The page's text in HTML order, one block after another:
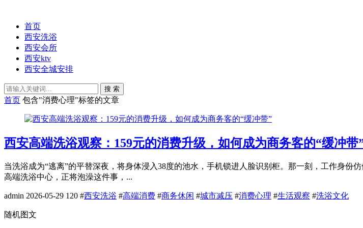
首页
西安洗浴
西安会所
西安ktv
西安全城安排
搜 索
首页 包含"消费心理"标签的文章
西安高端洗浴观察：159元的消费升级，如何成为商务客的“缓冲带
当洗浴成为“逃离”的平替深夜，将身体浸入38度的池水，手机锁进人脸识别柜。那一刻，工作身
高端洗浴中心，正将泡澡这件事，...
admin 2026-05-29 120 #西安洗浴 #高端消费 #商务休闲 #城市减压 #消费心理 #生活观察 #洗浴文化
随机图文